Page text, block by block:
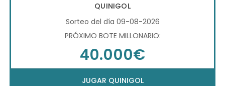
QUINIGOL
Sorteo del día 09-08-2026
PRÓXIMO BOTE MILLONARIO:
40.000€
JUGAR QUINIGOL